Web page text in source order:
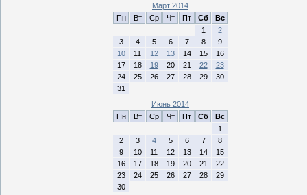
Март 2014
Пн
Вт Ср Чт Пт Сб
Вс
1
2
3
4 5 6 7 8
9
10
11 12 13 14 15
16
17
18 19 20 21 22
23
24
25 26 27 28 29
30
31
Июнь 2014
Пн
Вт Ср Чт Пт Сб
Вс
1
2
3 4 5 6 7
8
9
10 11 12 13 14
15
16
17 18 19 20 21
22
23
24 25 26 27 28
29
30